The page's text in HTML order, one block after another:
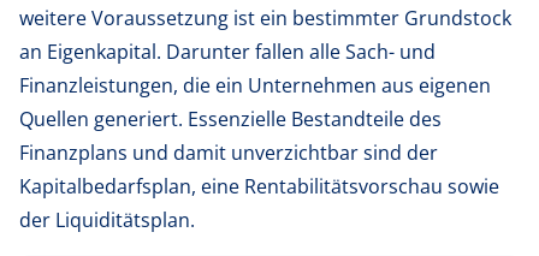
weitere Voraussetzung ist ein bestimmter Grundstock
an Eigenkapital. Darunter fallen alle Sach- und
Finanzleistungen, die ein Unternehmen aus eigenen
Quellen generiert. Essenzielle Bestandteile des
Finanzplans und damit unverzichtbar sind der
Kapitalbedarfsplan, eine Rentabilitätsvorschau sowie
der Liquiditätsplan.